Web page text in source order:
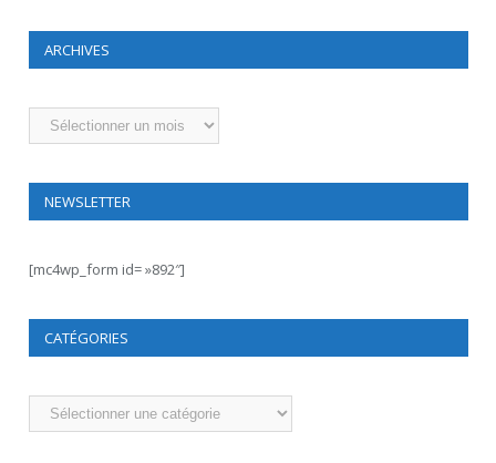
ARCHIVES
Archives
NEWSLETTER
[mc4wp_form id= »892″]
CATÉGORIES
Catégories